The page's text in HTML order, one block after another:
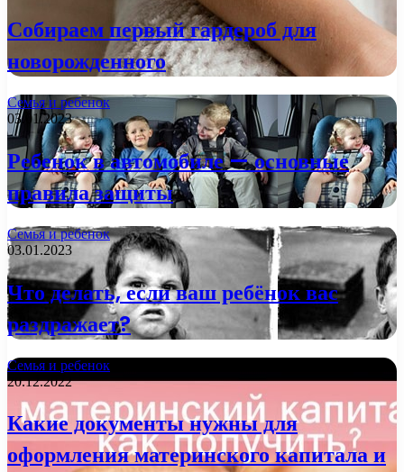
Собираем первый гардероб для
новорожденного
Семья и ребенок
03.01.2023
Ребенок в автомобиле — основные
правила защиты
Семья и ребенок
03.01.2023
Что делать, если ваш ребёнок вас
раздражает?
Семья и ребенок
20.12.2022
Какие документы нужны для
оформления материнского капитала и